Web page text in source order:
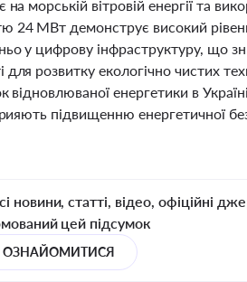
морській вітровій енергії та
24 МВт демонструє високий
у цифрову інфраструктуру, що
розвитку екологічно чистих
енергетики в
підвищенню енергетичної
статті, відео, офіційні
цей підсумок
ОЗНАЙОМИТИСЯ